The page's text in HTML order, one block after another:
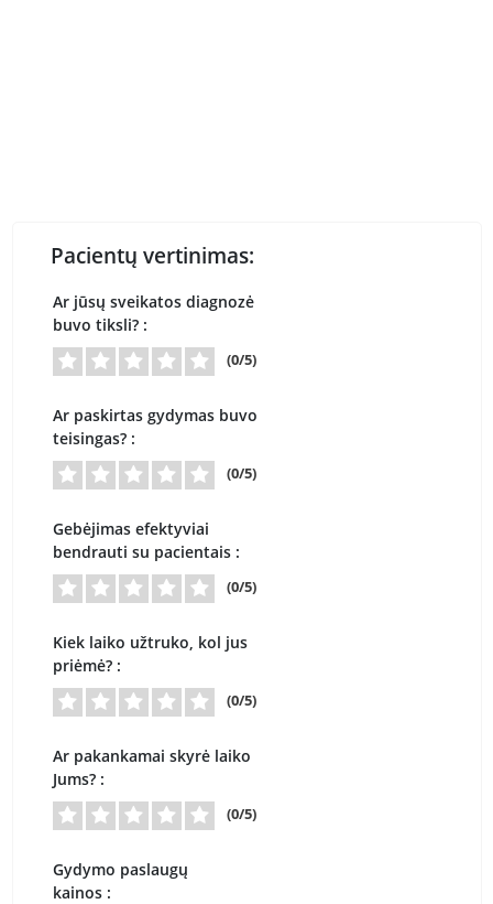
Pacientų vertinimas:
Ar jūsų sveikatos diagnozė
buvo tiksli? :
(0/5)
Ar paskirtas gydymas buvo
teisingas? :
(0/5)
Gebėjimas efektyviai
bendrauti su pacientais :
(0/5)
Kiek laiko užtruko, kol jus
priėmė? :
(0/5)
Ar pakankamai skyrė laiko
Jums? :
(0/5)
Gydymo paslaugų
kainos :